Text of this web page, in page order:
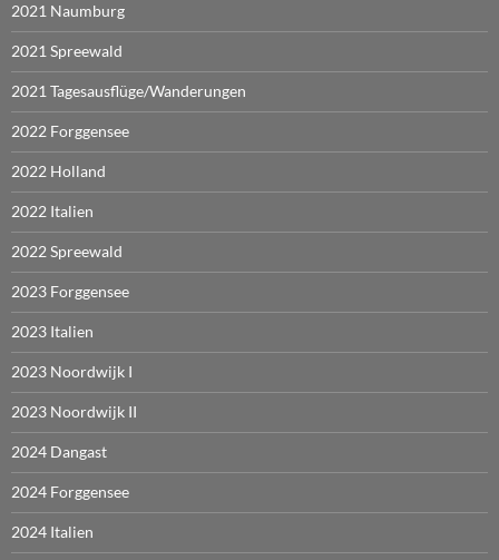
2021 Naumburg
2021 Spreewald
2021 Tagesausflüge/Wanderungen
2022 Forggensee
2022 Holland
2022 Italien
2022 Spreewald
2023 Forggensee
2023 Italien
2023 Noordwijk I
2023 Noordwijk II
2024 Dangast
2024 Forggensee
2024 Italien